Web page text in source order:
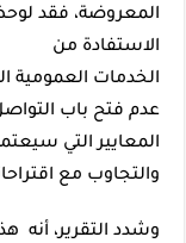
المعروضة، فقد
الاستفادة من
الخدمات العمومية
عدم فتح باب
المعايير التي
والتجاوب مع
وشدد التقرير، أنه